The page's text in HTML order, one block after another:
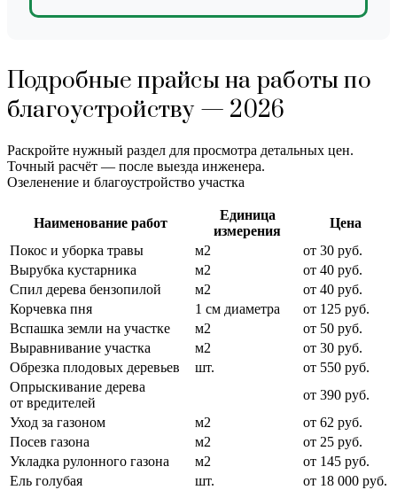
Подробные прайсы на работы по
благоустройству — 2026
Раскройте нужный раздел для просмотра детальных цен.
Точный расчёт — после выезда инженера.
Озеленение и благоустройство участка
Наименование работ
Единица
измерения
Цена
Покос и уборка травы
м2
от 30 руб.
Вырубка кустарника
м2
от 40 руб.
Спил дерева бензопилой
м2
от 40 руб.
Корчевка пня
1 см диаметра
от 125 руб.
Вспашка земли на участке
м2
от 50 руб.
Выравнивание участка
м2
от 30 руб.
Обрезка плодовых деревьев
шт.
от 550 руб.
Опрыскивание дерева
от вредителей
от 390 руб.
Уход за газоном
м2
от 62 руб.
Посев газона
м2
от 25 руб.
Укладка рулонного газона
м2
от 145 руб.
Ель голубая
шт.
от 18 000 руб.